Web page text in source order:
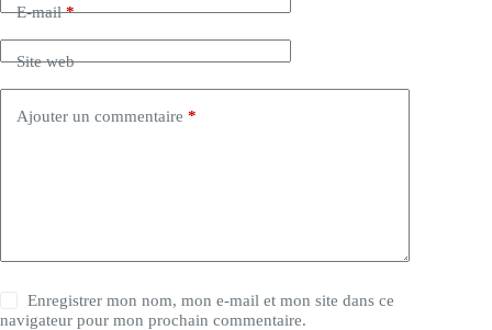
E-mail*
Site web
Ajouter un commentaire *
Enregistrer mon nom, mon e-mail et mon site dans ce
navigateur pour mon prochain commentaire.